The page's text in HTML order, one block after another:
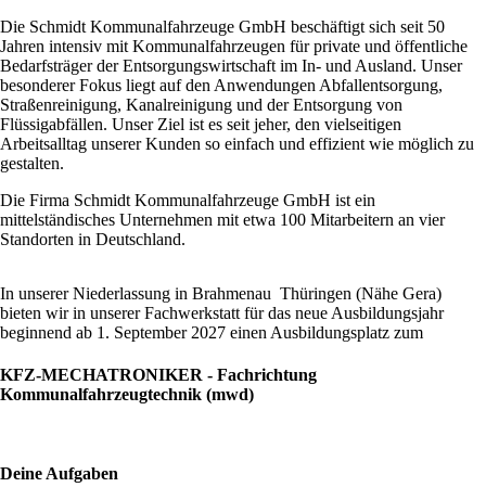
Die Schmidt Kommunalfahrzeuge GmbH beschäftigt sich seit 50
Jahren intensiv mit Kommunalfahrzeugen für private und öffentliche
Bedarfsträger der Entsorgungswirtschaft im In- und Ausland. Unser
besonderer Fokus liegt auf den Anwendungen Abfallentsorgung,
Straßenreinigung, Kanalreinigung und der Entsorgung von
Flüssigabfällen. Unser Ziel ist es seit jeher, den vielseitigen
Arbeitsalltag unserer Kunden so einfach und effizient wie möglich zu
gestalten.
Die Firma Schmidt Kommunalfahrzeuge GmbH ist ein
mittelständisches Unternehmen mit etwa 100 Mitarbeitern an vier
Standorten in Deutschland.
In unserer Niederlassung in Brahmenau Thüringen (Nähe Gera)
bieten wir in unserer Fachwerkstatt für das neue Ausbildungsjahr
beginnend ab 1. September 2027 einen Ausbildungsplatz zum
KFZ-MECHATRONIKER - Fachrichtung
Kommunalfahrzeugtechnik (mwd)
Deine Aufgaben